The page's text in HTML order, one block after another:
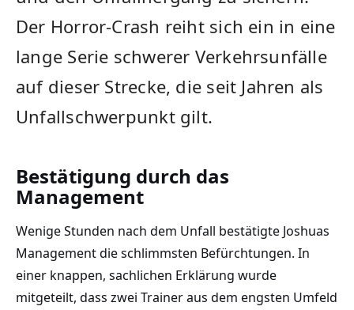
Der Horror-Crash reiht sich ein in eine
lange Serie schwerer Verkehrsunfälle
auf dieser Strecke, die seit Jahren als
Unfallschwerpunkt gilt.
Bestätigung durch das
Management
Wenige Stunden nach dem Unfall bestätigte Joshuas
Management die schlimmsten Befürchtungen. In
einer knappen, sachlichen Erklärung wurde
mitgeteilt, dass zwei Trainer aus dem engsten Umfeld